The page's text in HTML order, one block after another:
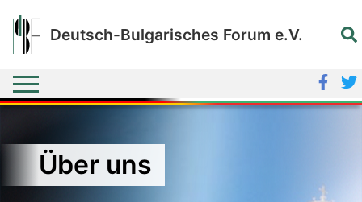
Deutsch-Bulgarisches Forum e.V.
Über uns